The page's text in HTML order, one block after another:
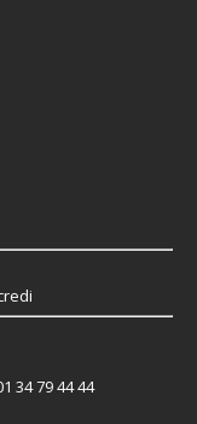
34 79 44 44